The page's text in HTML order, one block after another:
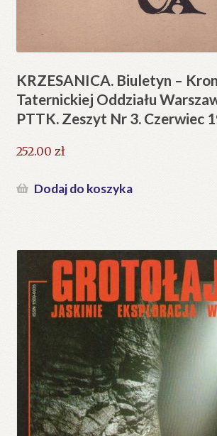
KRZESANICA. Biuletyn –
Taternickiej Oddziału
PTTK. Zeszyt Nr 3. Czerwiec
252.00 zł
Dodaj do koszyka